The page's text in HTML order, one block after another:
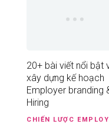
20+ bài viết nổi bật
xây dựng kế hoạch
Employer branding
Hiring
CHIẾN LƯỢC